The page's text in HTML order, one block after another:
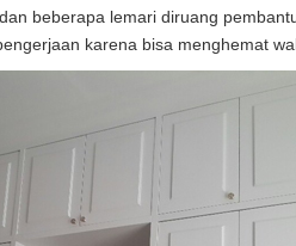
beberapa lemari diruang
karena bisa menghemat